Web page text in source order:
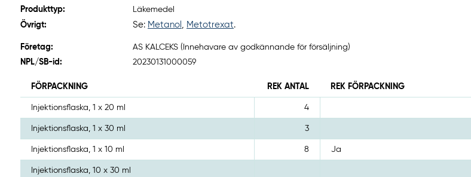
Produkttyp:
Läkemedel
Övrigt:
Se: Metanol , Metotrexat.
Företag:
AS KALCEKS (Innehavare av godkännande för försäljning)
NPL/SB-id:
20230131000059
FÖRPACKNING REK ANTAL REK FÖRPACKNING
Injektionsflaska, 1 x 20 ml 4
Injektionsflaska, 1 x 30 ml 3
Injektionsflaska, 1 x 10 ml 8 Ja
Injektionsflaska, 10 x 30 ml